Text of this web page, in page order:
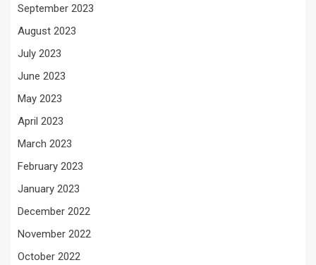
September 2023
August 2023
July 2023
June 2023
May 2023
April 2023
March 2023
February 2023
January 2023
December 2022
November 2022
October 2022